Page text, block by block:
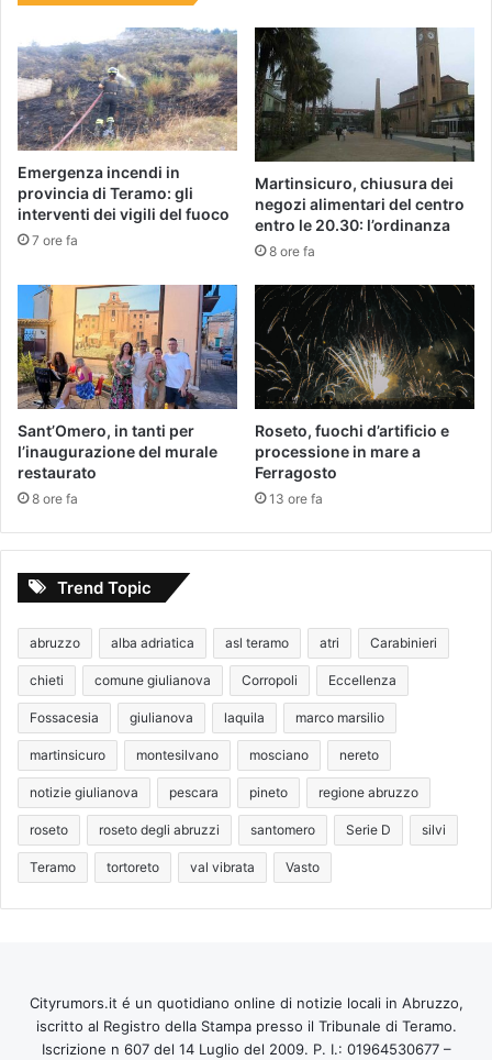
Emergenza incendi in
provincia di Teramo: gli
interventi dei vigili del fuoco
7 ore fa
Martinsicuro, chiusura dei
negozi alimentari del centro
entro le 20.30: l’ordinanza
8 ore fa
Sant’Omero, in tanti per
l’inaugurazione del murale
restaurato
8 ore fa
Roseto, fuochi d’artificio e
processione in mare a
Ferragosto
13 ore fa
Trend Topic
abruzzo alba adriatica asl teramo atri Carabinieri
chieti comune giulianova Corropoli Eccellenza
Fossacesia giulianova laquila marco marsilio
martinsicuro montesilvano mosciano nereto
notizie giulianova pescara pineto regione abruzzo
roseto roseto degli abruzzi santomero Serie D silvi
Teramo tortoreto val vibrata Vasto
Cityrumors.it é un quotidiano online di notizie locali in Abruzzo,
iscritto al Registro della Stampa presso il Tribunale di Teramo.
Iscrizione n 607 del 14 Luglio del 2009. P. I.: 01964530677 –